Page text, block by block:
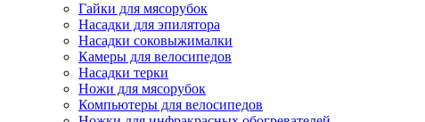
Гайки для мясорубок
Насадки для эпилятора
Насадки соковыжималки
Камеры для велосипедов
Насадки терки
Ножи для мясорубок
Компьютеры для велосипедов